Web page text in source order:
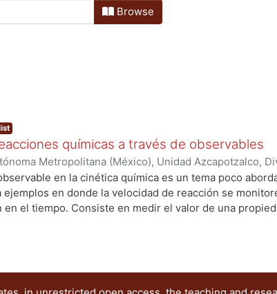
Browse
químicas a través de observables
Metropolitana (México), Unidad Azcapotzalco,
Ciencias Básicas,2016)Fernández Sánchez, Lilia;
Leonardo;Estrada Guerrero, José María
en la cinética química es un tema poco
en donde la velocidad de reacción se
en el tiempo. Consiste en medir el valor de una